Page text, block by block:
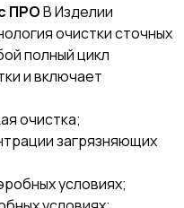
ПРОВ Изделии
очистки сточных
полный цикл
и включает
очистка;
загрязняющих
условиях;